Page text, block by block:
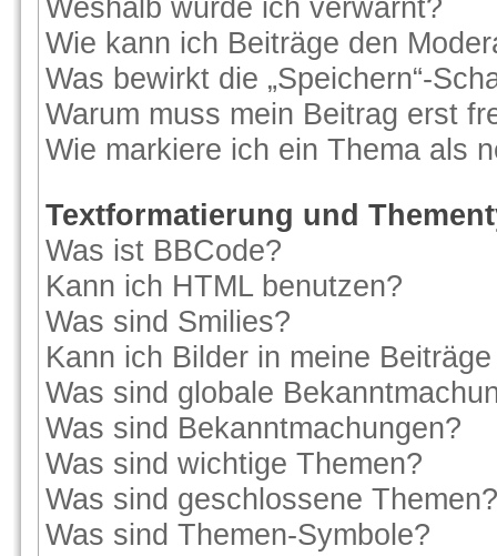
Weshalb wurde ich verwarnt?
Wie kann ich Beiträge den
Was bewirkt die „Speichern“-
Warum muss mein Beitrag erst
Wie markiere ich ein Thema als
Textformatierung und
Was ist BBCode?
Kann ich HTML benutzen?
Was sind Smilies?
Kann ich Bilder in meine
Was sind globale
Was sind Bekanntmachungen?
Was sind wichtige Themen?
Was sind geschlossene Themen?
Was sind Themen-Symbole?